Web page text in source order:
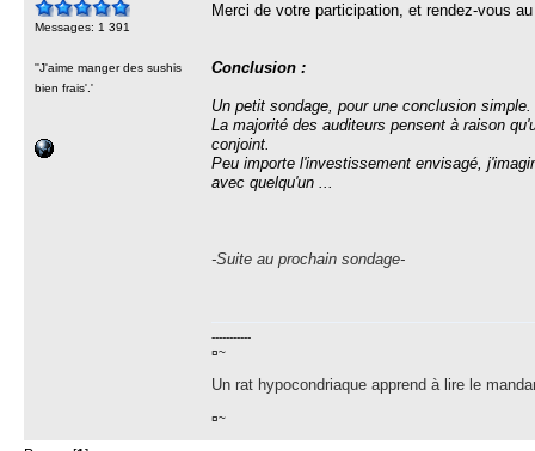
Messages: 1 391
''J'aime manger des sushis
bien frais'.'
Merci de votre participation, et rendez-vous
Conclusion :
Un petit sondage, pour une conclusion simple.
La majorité des auditeurs pensent à raison
conjoint.
Peu importe l'investissement envisagé,
avec quelqu'un ...
-Suite au prochain sondage-
-----------
¤~
Un rat hypocondriaque apprend à lire le
¤~